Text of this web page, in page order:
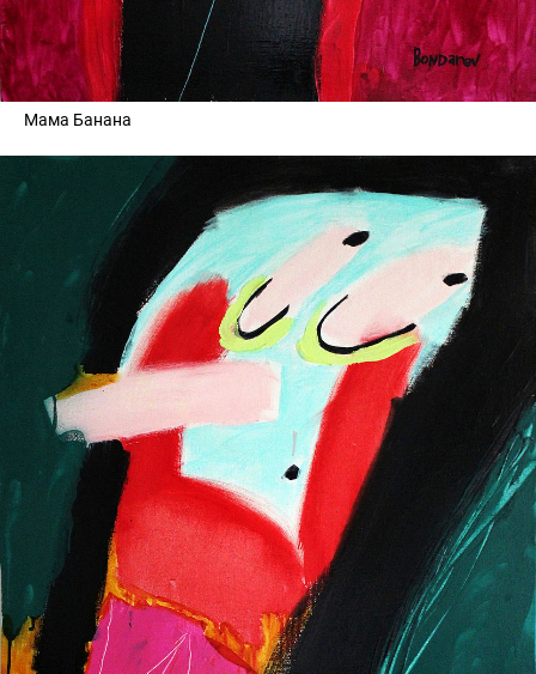
Мама Банана